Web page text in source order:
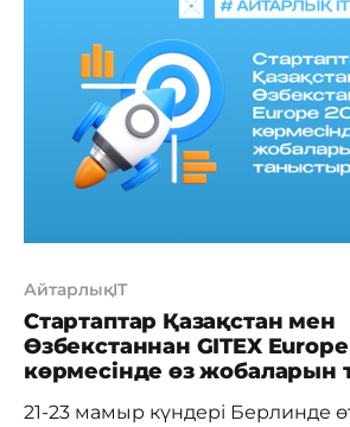
Үздік жобаларбүгінде елімізде
зор сұранысқа ие болып, білім
уақыт талабына сай
АйтарлықIT
Стартаптар Қазақстан мен
Өзбекстаннан GITEX
көрмесінде өз жобаларын
21-23 мамыр күндері Берлинде